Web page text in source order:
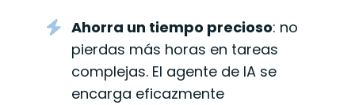
Ahorra un tiempo precioso: no
pierdas más horas en tareas
complejas. El agente de IA se
encarga eficazmente